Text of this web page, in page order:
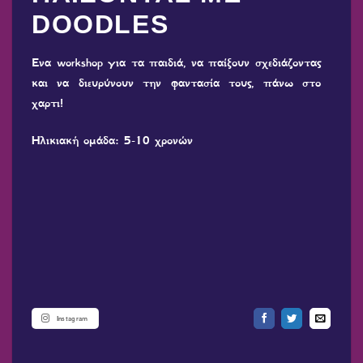
DOODLES
Ένα workshop για τα παιδιά, να παίξουν σχεδιάζοντας
και να διευρύνουν την φαντασία τους, πάνω στο
χαρτι!
Ηλικιακή ομάδα: 5-10 χρονών
Instagram